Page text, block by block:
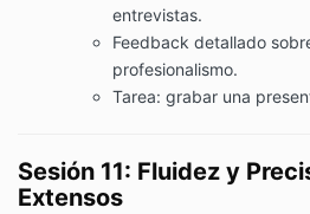
entrevistas.
Feedback detallado
profesionalismo.
Tarea: grabar una
Sesión 11: Fluidez y
Extensos